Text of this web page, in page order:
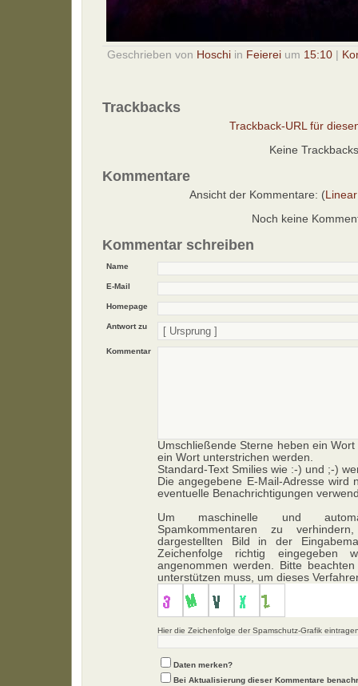
Geschrieben von Hoschiin Feiereium 15:10|
Trackbacks
Trackback-URL für
Keine Trackbacks
Kommentare
Ansicht der Kommentare: (Linear
Noch keine
Kommentar schreiben
Name
E-Mail
Homepage
Antwort zu
Kommentar
Umschließende Sterne heben ein
ein Wort unterstrichen werden.
Standard-Text Smilies wie :-) und ;-)
Die angegebene E-Mail-Adresse wird
eventuelle Benachrichtigungen
Um maschinelle und
Spamkommentaren zu
dargestellten Bild in der
Zeichenfolge richtig eingegeben
angenommen werden. Bitte
unterstützen muss, um dieses
Hier die Zeichenfolge der Spamschutz-Grafik
Daten merken?
Bei Aktualisierung dieser Kommentare